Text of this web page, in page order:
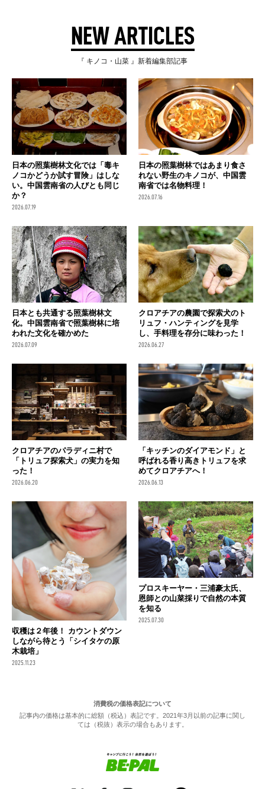
NEW ARTICLES
『 キノコ・山菜 』新着編集部記事
日本の照葉樹林文化では「毒キ
ノコかどうか試す冒険」はしな
い。中国雲南省の人びとも同じ
か？
2026.07.19
日本の照葉樹林ではあまり食さ
れない野生のキノコが、中国雲
南省では名物料理！
2026.07.16
日本とも共通する照葉樹林文
化。中国雲南省で照葉樹林に培
われた文化を確かめた
2026.07.09
クロアチアの農園で探索犬のト
リュフ・ハンティングを見学
し、手料理を存分に味わった！
2026.06.27
クロアチアのパラディニ村で
「トリュフ探索犬」の実力を知
った！
2026.06.20
「キッチンのダイアモンド」と
呼ばれる香り高きトリュフを求
めてクロアチアへ！
2026.06.13
収穫は２年後！ カウントダウン
しながら待とう「シイタケの原
木栽培」
2025.11.23
プロスキーヤー・三浦豪太氏、
恩師との山菜採りで自然の本質
を知る
2025.07.30
消費税の価格表記について
記事内の価格は基本的に総額（税込）表記です。2021年3月以前の記事に関し
ては（税抜）表示の場合もあります。